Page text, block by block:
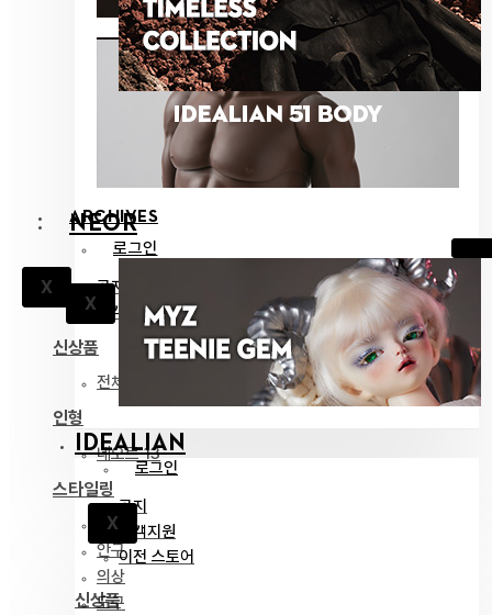
ARCHIVES
X
NEOR
로그인
X
공지
고객지원
신상품
전체 보기
인형
네오르 13
스타일링
파츠
안구
의상
도구
IDEALIAN
로그인
X
공지
고객지원
이전 스토어
신상품